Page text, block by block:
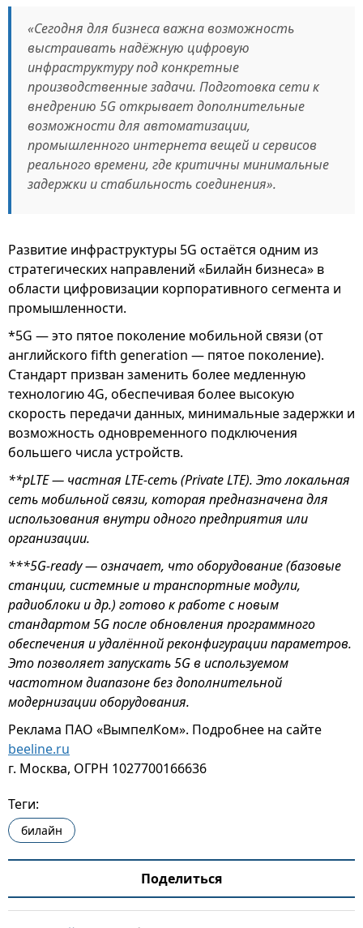
«Сегодня для бизнеса важна возможность
выстраивать надёжную цифровую
инфраструктуру под конкретные
производственные задачи. Подготовка сети к
внедрению 5G открывает дополнительные
возможности для автоматизации,
промышленного интернета вещей и сервисов
реального времени, где критичны минимальные
задержки и стабильность соединения».
Развитие инфраструктуры 5G остаётся одним из
стратегических направлений «Билайн бизнеса» в
области цифровизации корпоративного сегмента и
промышленности.
*5G — это пятое поколение мобильной связи (от
английского fifth generation — пятое поколение).
Стандарт призван заменить более медленную
технологию 4G, обеспечивая более высокую
скорость передачи данных, минимальные задержки и
возможность одновременного подключения
большего числа устройств.
**pLTE — частная LTE-сеть (Private LTE). Это локальная
сеть мобильной связи, которая предназначена для
использования внутри одного предприятия или
организации.
***5G-ready — означает, что оборудование (базовые
станции, системные и транспортные модули,
радиоблоки и др.) готово к работе с новым
стандартом 5G после обновления программного
обеспечения и удалённой реконфигурации параметров.
Это позволяет запускать 5G в используемом
частотном диапазоне без дополнительной
модернизации оборудования.
Реклама ПАО «ВымпелКом». Подробнее на сайте
beeline.ru
г. Москва, ОГРН 1027700166636
Теги:
билайн
Поделиться